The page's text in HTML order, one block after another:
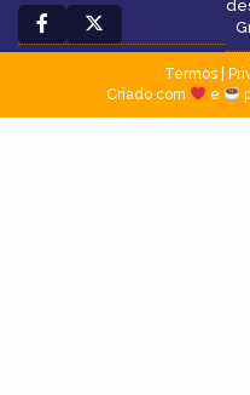
Termos|
Criado com
e